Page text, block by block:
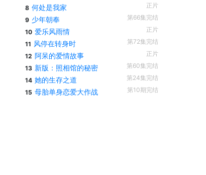
8 何处是我家
正片
9 少年朝奉
第66集完结
10 爱乐风雨情
正片
11 风停在转身时
第72集完结
12 阿呆的爱情故事
正片
13 新版：照相馆的秘密
第60集完结
14 她的生存之道
第24集完结
15 母胎单身恋爱大作战 第10期完结